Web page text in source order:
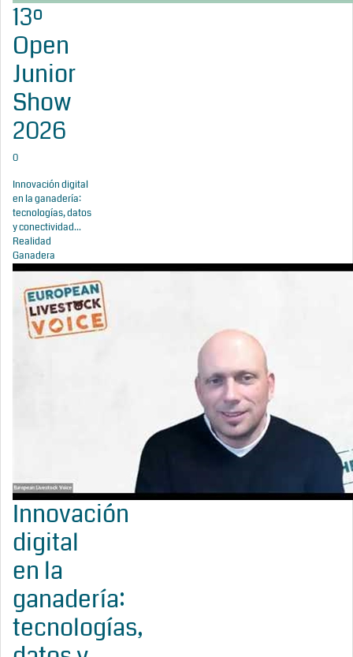
13º
Open
Junior
Show
2026
0
Innovación digital
en la ganadería:
tecnologías, datos
y conectividad...
Realidad
Ganadera
Innovación
digital
en la
ganadería:
tecnologías,